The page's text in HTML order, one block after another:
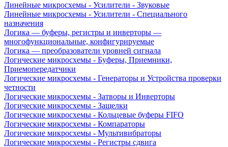
Линейные микросхемы - Усилители - Звуковые
Линейные микросхемы - Усилители - Специального
назначения
Логика — буферы, регистры и инверторы —
многофункциональные, конфигурируемые
Логика — преобразователи уровней сигнала
Логические микросхемы - Буферы, Приемники,
Приемопередатчики
Логические микросхемы - Генераторы и Устройства проверки
четности
Логические микросхемы - Затворы и Инверторы
Логические микросхемы - Защелки
Логические микросхемы - Кольцевые буферы FIFO
Логические микросхемы - Компараторы
Логические микросхемы - Мультивибраторы
Логические микросхемы - Регистры сдвига